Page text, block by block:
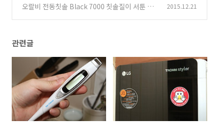
오랄비 전동칫솔 Black 7000 칫솔질이 서툰 그
2015.12.21
관련글